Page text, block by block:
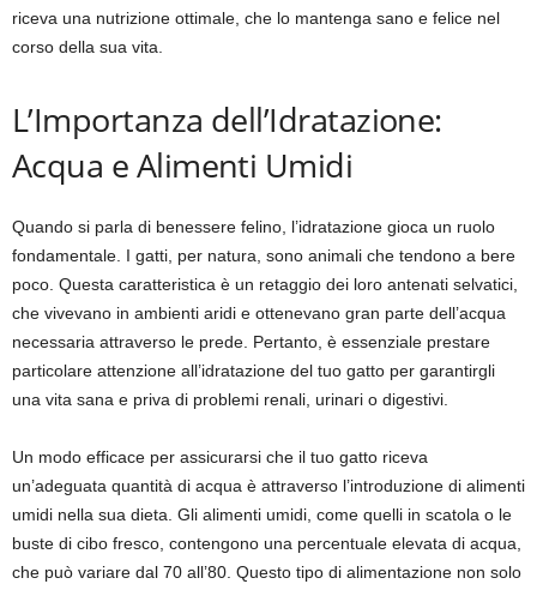
riceva una nutrizione ottimale, che lo mantenga sano e felice nel
corso della sua vita.
L’Importanza dell’Idratazione:
Acqua e Alimenti Umidi
Quando si parla di benessere felino, l’idratazione gioca un ruolo
fondamentale. I gatti, per natura, sono animali che tendono a bere
poco. Questa caratteristica è un retaggio dei loro antenati selvatici,
che vivevano in ambienti aridi e ottenevano gran parte dell’acqua
necessaria attraverso le prede. Pertanto, è essenziale prestare
particolare attenzione all’idratazione del tuo gatto per garantirgli
una vita sana e priva di problemi renali, urinari o digestivi.
Un modo efficace per assicurarsi che il tuo gatto riceva
un’adeguata quantità di acqua è attraverso l’introduzione di alimenti
umidi nella sua dieta. Gli alimenti umidi, come quelli in scatola o le
buste di cibo fresco, contengono una percentuale elevata di acqua,
che può variare dal 70 all’80. Questo tipo di alimentazione non solo